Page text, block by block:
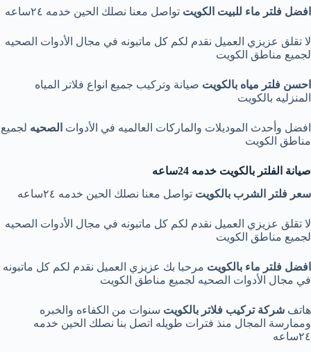
افضل فلتر ماء للبيت الكويت تواصل معنا نصلك الحين خدمه ٢٤ساعه
لا تقلق عزيزي العميل نقدم لكم كل ماتبونه في مجال الأدوات الصحيه
لجميع مناطق الكويت
احسن فلتر مياه بالكويت صيانة وتركيب جميع انواع فلاتر المياه
المنزليه بالكويت
افضل وأحدث الموديلات والماركات العالميه في الأدوات الصحيه لجميع
مناطق الكويت
صيانة الفلتر بالكويت خدمه 24ساعه
سعر فلتر الشرب بالكويت تواصل معنا نصلك الحين خدمه ٢٤ساعه
لا تقلق عزيزي العميل نقدم لكم كل ماتبونه في مجال الأدوات الصحيه
لجميع مناطق الكويت
افضل فلتر ماء بالكويت مرحبا بك عزيزي العميل نقدم لكم كل ماتبونه
في مجال الأدوات الصحيه لجميع مناطق الكويت
هاتف شركة تركيب فلاتر بالكويت سنوات من الكفاءه والخبره
وممارسة المجال منذ فترات طويله اتصل بنا نصلك الحين خدمه
٢٤ساعه